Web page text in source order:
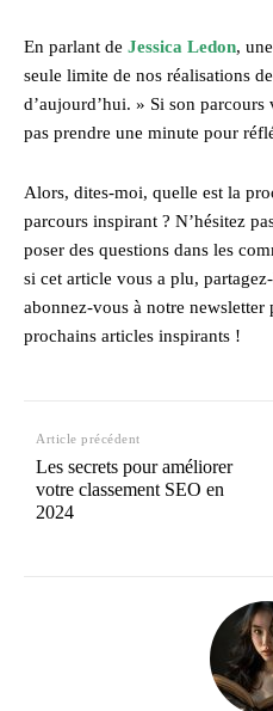
En parlant de Jessica Ledon,
seule limite de nos réalisations
d’aujourd’hui. » Si son
pas prendre une minute pour
Alors, dites-moi, quelle est la
parcours inspirant ? N’hésitez
poser des questions dans les
si cet article vous a plu,
abonnez-vous à notre
prochains articles inspirants !
Article précédent
Les secrets pour améliorer
votre classement SEO en
2024